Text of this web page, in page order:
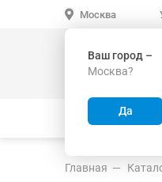
Москва
Ваш город –
Москва?
Да
ВСЕ ТОВАРЫ
Главная